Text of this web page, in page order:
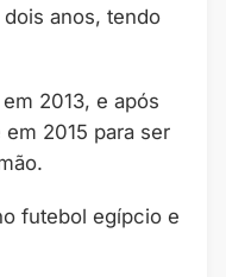
anos, tendo
em 2013, e após
2015 para ser
futebol egípcio e